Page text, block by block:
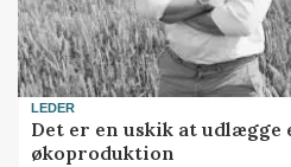
LEDER
Det er en uskik at
økoproduktion